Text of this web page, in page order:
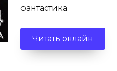
фантастика
Читать онлайн